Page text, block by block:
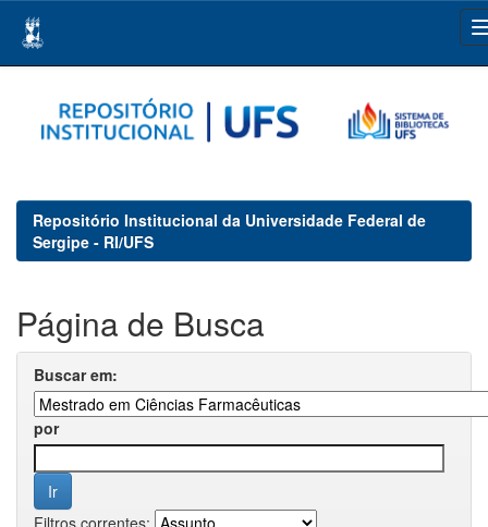
navigation
Repositório Institucional da Universidade Federal de
Sergipe - RI/UFS
Página de Busca
Buscar em:
por
Filtros correntes: